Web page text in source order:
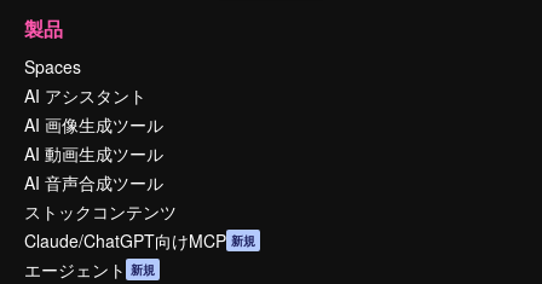
製品
Spaces
AI アシスタント
AI 画像生成ツール
AI 動画生成ツール
AI 音声合成ツール
ストックコンテンツ
Claude/ChatGPT向けMCP 新規
エージェント 新規